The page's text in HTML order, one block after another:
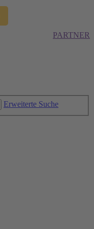
PARTNER
Erweiterte Suche